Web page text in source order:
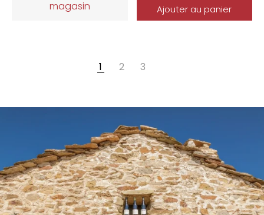
magasin Ajouter au panier
1 2 3